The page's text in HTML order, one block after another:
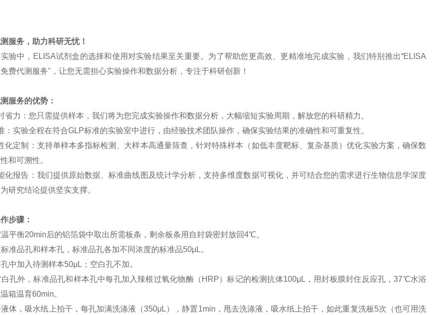
服务，助力科研无忧！
验中， ELISA试剂盒的选择和使用对实验结果至关重要。为了帮助您更高效、更精准地完成实验，我们特别推出“ELISA
费代测服务"，让您无需担心实验操作和数据分析，专注于科研创新！
服务的优势：
省力：您只需提供样本，我们将为您完成实验操作和数据分析，大幅缩短实验周期，解放您的科研精力。
：实验全程在符合GLP标准的实验室中进行，由经验技术团队操作，确保实验结果的准确性和可重复性。
化定制：支持单样本多指标检测、大样本高通量筛查，针对特殊样本（如低丰度靶标、复杂基质）优化实验方案，确保数
和可溯性。
化报告：我们提供原始数据、标准曲线图及统计学分析，支持多维度数据可视化，并可结合您的需求进行生物信息学深度
研究结论提供坚实支撑。
步骤：
平衡20min后的铝箔袋中取出所需板条，剩余板条用自封袋密封放回4℃。
准品孔和样本孔，标准品孔各加不同浓度的标准品50μ L。
中加入待测样本50μ L ；空白孔不加。
孔外，标准品孔和样本孔中每孔加入辣根过氧化物酶（ HRP）标记的检测抗体100μ L ，用封板膜封住反应孔，37℃水浴
箱温育60min。
体，吸水纸上拍干，每孔加满洗涤液（350μ L），静置1min ，甩去洗涤液，吸水纸上拍干，如此重复洗板5次（也可用洗